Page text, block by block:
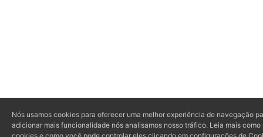
Nós usamos cookies para oferecer uma melhor experiência de navegação
adicionar mais funcionalidade nós analisamos nosso tráfico. Leia mais